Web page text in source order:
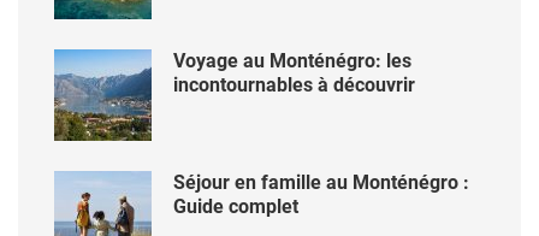
Voyage au Monténégro: les
incontournables à découvrir
Séjour en famille au Monténégro :
Guide complet